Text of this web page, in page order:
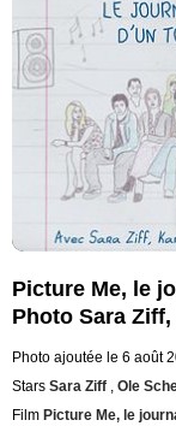
Picture Me, le
Photo Sara Ziff,
Photo ajoutée le 6 août
Stars Sara Ziff , Ole
Film Picture Me, le